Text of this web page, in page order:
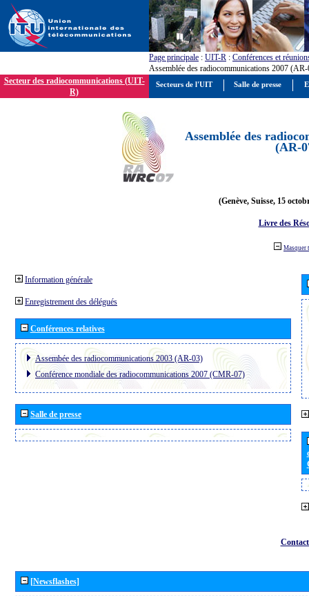
Page principale : UIT-R : Conférences et
Assemblée des radiocommunications 2007
Secteur des radiocommunications (UIT-
R)
Assemblée des
(AR-
(Genève, Suisse, 15
Livre des
Masquer
Information générale
Enregistrement des délégués
Conférences relatives
Assembée des radiocommunications 2003 (AR-03)
Conférence mondiale des radiocommunications 2007 (CMR-07)
Salle de presse
[Newsflashes]
Secteurs de l'UIT Salle de presse